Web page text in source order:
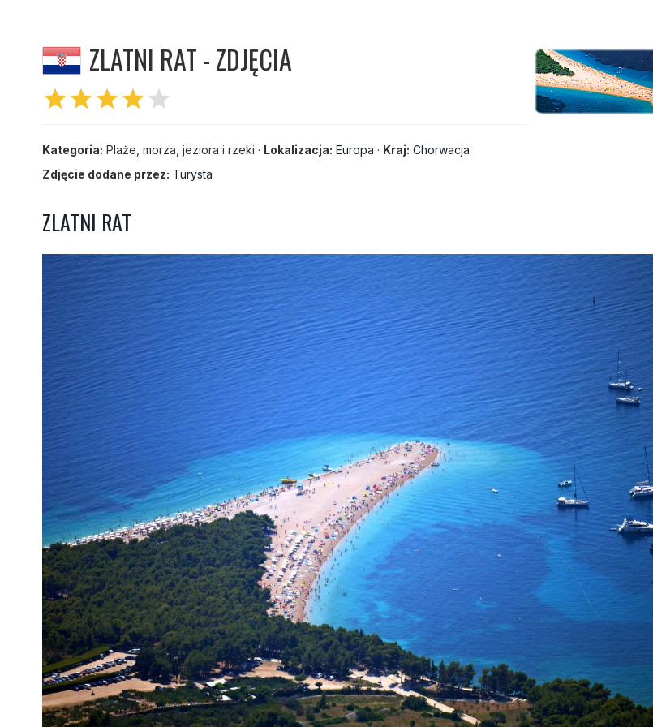
ZLATNI RAT - ZDJĘCIA
starstarstarstar star
Kategoria: Plaże, morza, jeziora i rzeki · Lokalizacja: Europa · Kraj: Chorwacja
Zdjęcie dodane przez: Turysta
ZLATNI RAT